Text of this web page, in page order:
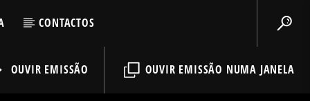
CONTACTOS
OUVIR EMISSÃO NUMA JANELA
OUVIR EMISSÃO